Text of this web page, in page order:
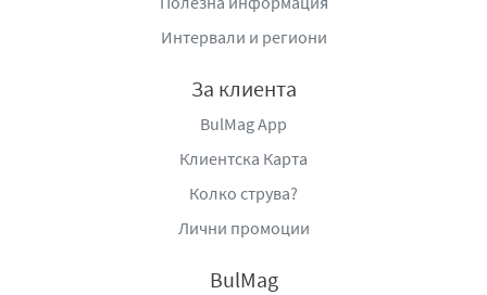
Интервали и региони
За клиента
BulMag App
Клиентска Карта
Колко струва?
Лични промоции
BulMag